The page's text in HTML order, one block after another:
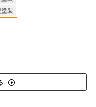
塗装